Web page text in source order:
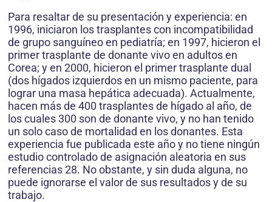
Para resaltar de su presentación y experiencia: en
1996, iniciaron los trasplantes con incompatibilidad
de grupo sanguíneo en pediatría; en 1997, hicieron el
primer trasplante de donante vivo en adultos en
Corea; y en 2000, hicieron el primer trasplante dual
(dos hígados izquierdos en un mismo paciente, para
lograr una masa hepática adecuada). Actualmente,
hacen más de 400 trasplantes de hígado al año, de
los cuales 300 son de donante vivo, y no han tenido
un solo caso de mortalidad en los donantes. Esta
experiencia fue publicada este año y no tiene ningún
estudio controlado de asignación aleatoria en sus
referencias 28. No obstante, y sin duda alguna, no
puede ignorarse el valor de sus resultados y de su
trabajo.